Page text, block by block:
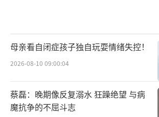
母亲看自闭症孩子独自玩耍情绪失控！
2026-08-10 09:00:04
蔡磊：晚期像反复溺水 狂躁绝望 与病
魔抗争的不屈斗志